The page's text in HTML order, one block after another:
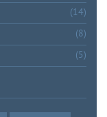
(14)
(8)
(5)